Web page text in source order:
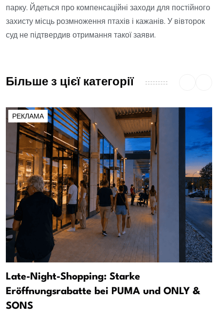
парку. Йдеться про компенсаційні заходи для постійного
захисту місць розмноження птахів і кажанів. У вівторок
суд не підтвердив отримання такої заяви.
Більше з цієї категорії
РЕКЛАМА
Late-Night-Shopping: Starke
Eröffnungsrabatte bei PUMA und ONLY &
SONS